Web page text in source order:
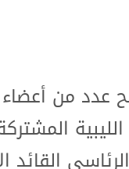
عدد من أعضاء
القائد